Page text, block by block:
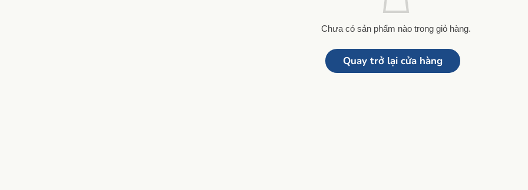
Chưa có sản phẩm nào trong giỏ hàng.
Quay trở lại cửa hàng